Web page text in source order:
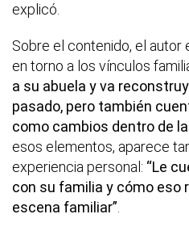
explicó.
Sobre el contenido, el autor
en torno a los vínculos
a su abuela y va
pasado, pero también
como cambios dentro de
esos elementos, aparece
experiencia personal: “Le
con su familia y cómo eso
escena familiar”.